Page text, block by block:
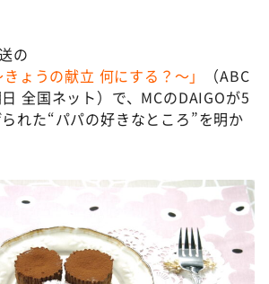
すけど・・・
クープ
きょうの献立 何にする？～
なり！シーズン２
サラダ
スライブ 正義のミカタ
の
きょうの献立 何にする？～」
（ABC
全国ネット）で、MCのDAIGOが5
れた“パパの好きなところ”を明か